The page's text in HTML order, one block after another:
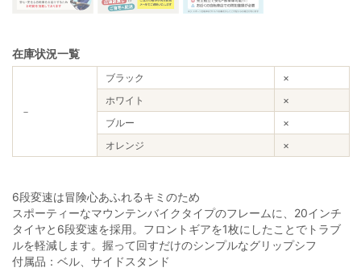
在庫状況一覧
－
ブラック
×
ホワイト
×
ブルー
×
オレンジ
×
6段変速は冒険心あふれるキミのため
スポーティーなマウンテンバイクタイプのフレームに、20インチ
タイヤと6段変速を採用。フロントギアを1枚にしたことでトラブ
ルを軽減します。握って回すだけのシンプルなグリップシフ
付属品：ベル、サイドスタンド